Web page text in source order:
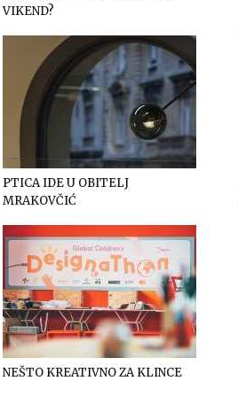
VIKEND?
PTICA IDE U OBITELJ
MRAKOVČIĆ
NEŠTO KREATIVNO ZA KLINCE